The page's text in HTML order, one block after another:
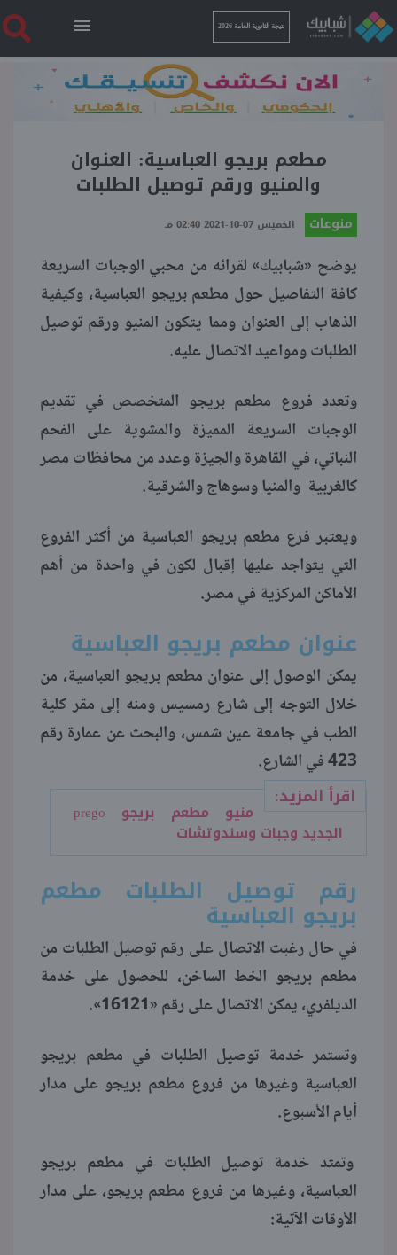
نتيجة الثانوية العامة 2026
الرئيسية
نتيجة الثانوية العامة 2026
فنجان قهوة
بوابة الطلبة
منوعات
مطعم بريجو العباسية: العنوان
والمنيو ورقم توصيل الطلبات
منوعات الخميس 07-10-2021 02:40 مـ
يوضح «شبابيك» لقرائه من محبي الوجبات السريعة
كافة التفاصيل حول مطعم بريجو العباسية، وكيفية
الذهاب إلى العنوان ومما يتكون المنيو ورقم توصيل
الطلبات ومواعيد الاتصال عليه.
وتعدد فروع مطعم بريجو المتخصص في تقديم
الوجبات السريعة المميزة والمشوية على الفحم
النباتي، في القاهرة والجيزة وعدد من محافظات مصر
كالغربية والمنيا وسوهاج والشرقية.
ويعتبر فرع مطعم بريجو العباسية من أكثر الفروع
التي يتواجد عليها إقبال لكون في واحدة من أهم
الأماكن المركزية في مصر.
عنوان مطعم بريجو العباسية
يمكن الوصول إلى عنوان مطعم بريجو العباسية، من
خلال التوجه إلى شارع رمسيس ومنه إلى مقر كلية
الطب في جامعة عين شمس، والبحث عن عمارة رقم
423 في الشارع.
اقرأ المزيد:
منيو مطعم بريجو prego
الجديد وجبات وسندوتشات
رقم توصيل الطلبات مطعم
بريجو العباسية
في حال رغبت الاتصال على رقم توصيل الطلبات من
مطعم بريجو الخط الساخن، للحصول على خدمة
الديلفري، يمكن الاتصال على رقم «16121».
وتستمر خدمة توصيل الطلبات في مطعم بريجو
العباسية وغيرها من فروع مطعم بريجو على مدار
أيام الأسبوع.
وتمتد خدمة توصيل الطلبات في مطعم بريجو
العباسية، وغيرها من فروع مطعم بريجو، على مدار
الأوقات الآتية: